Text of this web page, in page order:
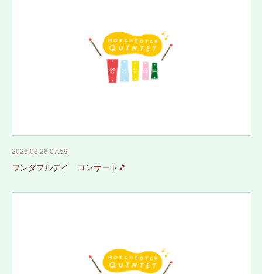
2026.03.26 07:59
ワンダフルデイ コンサート🎵